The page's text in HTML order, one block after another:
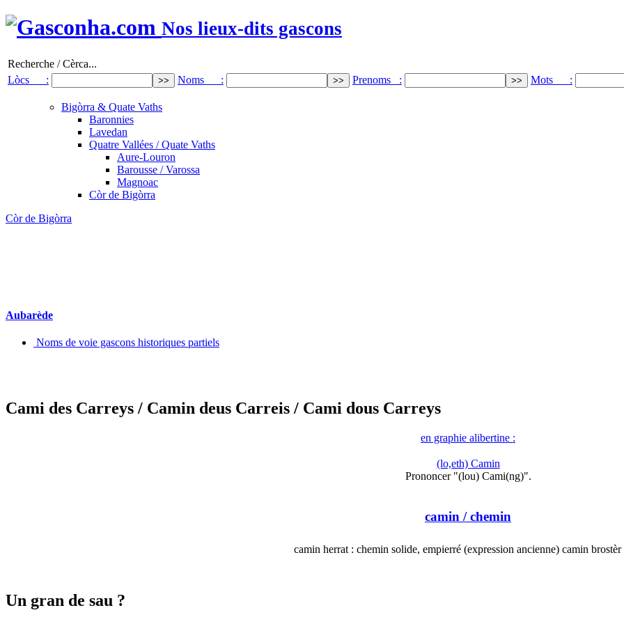
Nos lieux-dits gascons
Recherche / Cèrca...
Lòcs :
Noms : Prenoms : Mots :
Bigòrra & Quate Vaths
Baronnies
Lavedan
Quatre Vallées / Quate Vaths
Aure-Louron
Barousse / Varossa
Magnoac
Còr de Bigòrra
Còr de Bigòrra
Aubarède
Noms de voie gascons historiques partiels
Cami des Carreys / Camin deus Carreis / Cami dous Carreys
en graphie alibertine :
(lo,eth) Camin
Prononcer "(lou) Cami(ng)".
camin / chemin
camin herrat : chemin solide, empierré (expression ancienne) camin
Un gran de sau ?